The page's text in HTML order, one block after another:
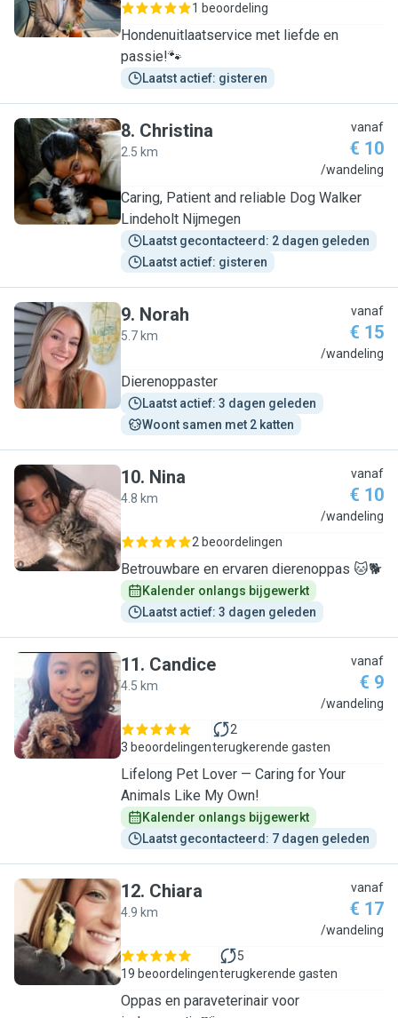
1 beoordeling
Hondenuitlaatservice met liefde en
passie!🐾
Laatst actief: gisteren
C
8. Christina
2.5 km
vanaf
€ 10
/wandeling
Caring, Patient and reliable Dog Walker
Lindeholt Nijmegen
Laatst gecontacteerd: 2 dagen geleden
Laatst actief: gisteren
N
9. Norah
5.7 km
vanaf
€ 15
/wandeling
Dierenoppaster
Laatst actief: 3 dagen geleden
Woont samen met 2 katten
N
10. Nina
4.8 km
vanaf
€ 10
/wandeling
2 beoordelingen
Betrouwbare en ervaren dierenoppas 🐱🐕
Kalender onlangs bijgewerkt
Laatst actief: 3 dagen geleden
C
11. Candice
4.5 km
vanaf
€ 9
/wandeling
3 beoordelingen
2
terugkerende gasten
Lifelong Pet Lover — Caring for Your
Animals Like My Own!
Kalender onlangs bijgewerkt
Laatst gecontacteerd: 7 dagen geleden
C
12. Chiara
4.9 km
vanaf
€ 17
/wandeling
19 beoordelingen
5
terugkerende gasten
Oppas en paraveterinair voor